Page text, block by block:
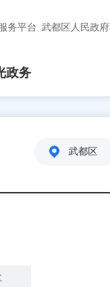
务平台 武都区人民政府
政务
武都区